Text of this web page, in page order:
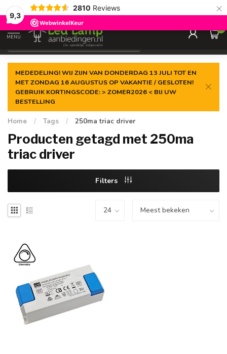
9,3
2810 Reviews ×
Gegarandeerde delaagste prijs
MENU
0
MEDEDELING! WIJ ZIJN VAN DONDERDAG 13 JULI TOT EN
MET ZONDAG 16 AUGUSTUS OP VAKANTIE / GESLOTEN!
GEBRUIK KORTINGSCODE: > ZOMER2026 < BIJ UW
BESTELLING
Home / Tags / 250ma triac driver
Producten getagd met 250ma
triac driver
Filters